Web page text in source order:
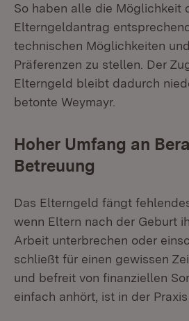
So haben alle die Möglichkeit
Elterngeldantrag
technischen Möglichkeiten
Präferenzen zu stellen. Der
Elterngeld bleibt dadurch
betonte Weymayr.
Hoher Umfang an
Betreuung
Das Elterngeld fängt
wenn Eltern nach der Geburt
Arbeit unterbrechen oder
schließt für einen gewissen
und befreit von finanziellen
einfach anhört, ist in der